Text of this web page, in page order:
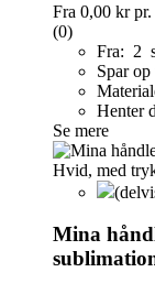
Fra 0,00 krpr.
(0)
Fra: 2
Spar
Henter
Se mere
Mina